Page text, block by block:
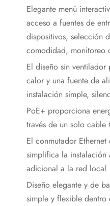
Elegante menú
acceso a fuentes de
dispositivos, selección
comodidad, monitoreo
El diseño sin ventilador
calor y una fuente de
instalación simple,
PoE+ proporciona
través de un solo cable
El conmutador
simplifica la instalación
adicional a la red local
Diseño elegante y de
simple y flexible dentro